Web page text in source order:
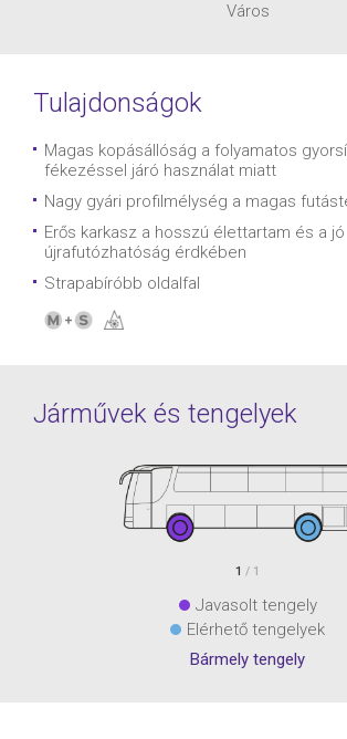
Város
Tulajdonságok
Magas kopásállóság a folyamatos
fékezéssel járó használat miatt
Nagy gyári profilmélység a magas
Erős karkasz a hosszú élettartam és a jó
újrafutózhatóság érdkében
Strapabíróbb oldalfal
Járművek és tengelyek
1 / 1
Javasolt tengely
Elérhető tengelyek
Bármely tengely